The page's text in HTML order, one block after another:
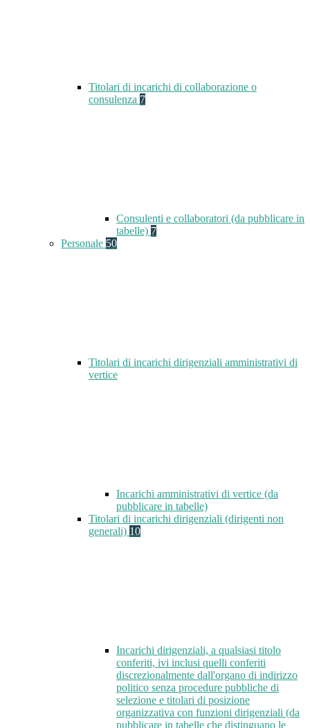
Titolari di incarichi di collaborazione o
consulenza 7
Consulenti e collaboratori (da pubblicare in
tabelle) 7
Personale 50
Titolari di incarichi dirigenziali amministrativi di
vertice
Incarichi amministrativi di vertice (da
pubblicare in tabelle)
Titolari di incarichi dirigenziali (dirigenti non
generali) 10
Incarichi dirigenziali, a qualsiasi titolo
conferiti, ivi inclusi quelli conferiti
discrezionalmente dall'organo di indirizzo
politico senza procedure pubbliche di
selezione e titolari di posizione
organizzativa con funzioni dirigenziali (da
pubblicare in tabelle che distinguano le